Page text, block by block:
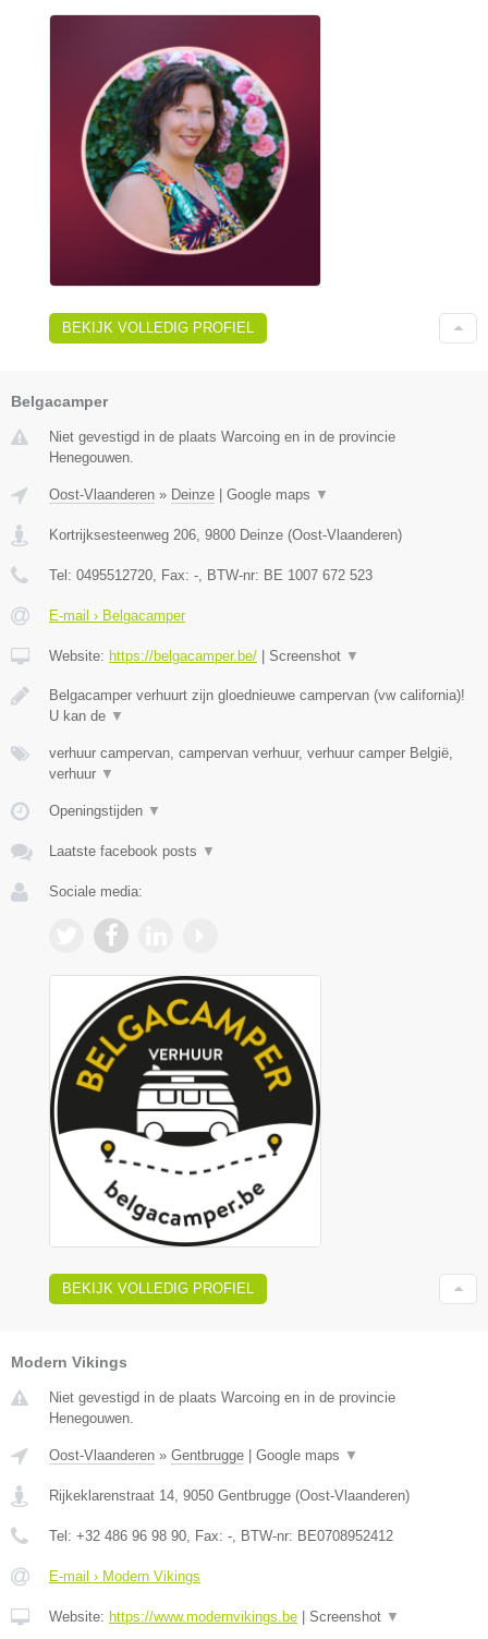
BEKIJK VOLLEDIG PROFIEL
Belgacamper
Niet gevestigd in de plaats Warcoing en in de provincie
Henegouwen.
Oost-Vlaanderen » Deinze Google maps ▼
Kortrijksesteenweg 206, 9800 Deinze (Oost-Vlaanderen)
Tel: 0495512720, Fax: -, BTW-nr: BE 1007 672 523
E-mail › Belgacamper
Website: https://belgacamper.be/ Screenshot ▼
Belgacamper verhuurt zijn gloednieuwe campervan (vw california)!
U kan de ▼
verhuur campervan, campervan verhuur, verhuur camper België,
verhuur ▼
Openingstijden ▼
Laatste facebook posts ▼
Sociale media:
BEKIJK VOLLEDIG PROFIEL
Modern Vikings
Niet gevestigd in de plaats Warcoing en in de provincie
Henegouwen.
Oost-Vlaanderen » Gentbrugge Google maps ▼
Rijkeklarenstraat 14, 9050 Gentbrugge (Oost-Vlaanderen)
Tel: +32 486 96 98 90, Fax: -, BTW-nr: BE0708952412
E-mail › Modern Vikings
Website: https://www.modernvikings.be Screenshot ▼